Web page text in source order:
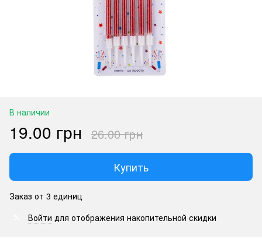
В наличии
19.00 грн 26.00 грн
Купить
Заказ от 3 единиц
Войти для отображения накопительной скидки